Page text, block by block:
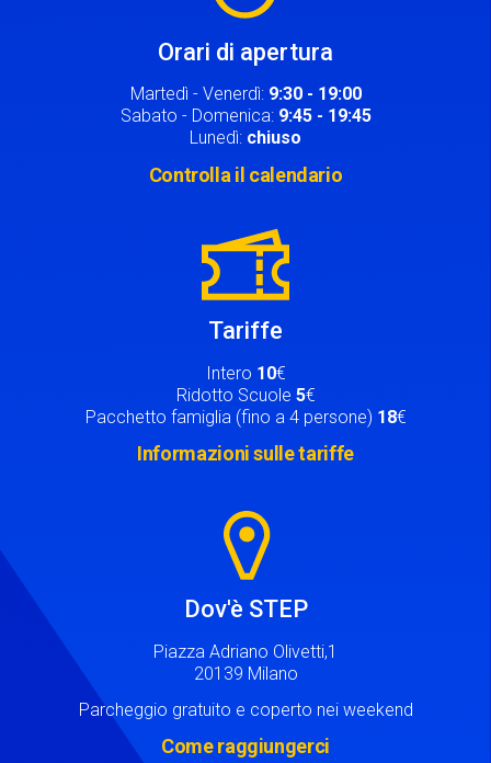
Orari di apertura
Martedì - Venerdì: 9:30 - 19:00
Sabato - Domenica: 9:45 - 19:45
Lunedì: chiuso
Controlla il calendario
Tariffe
Intero 10€
Ridotto Scuole 5€
Pacchetto famiglia (fino a 4 persone) 18€
Informazioni sulle tariffe
Dov'è STEP
Piazza Adriano Olivetti,1
20139 Milano
Parcheggio gratuito e coperto nei weekend
Come raggiungerci